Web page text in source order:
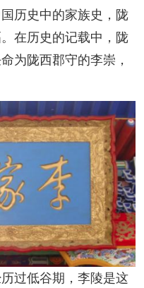
历史中的家族史，陇
在历史的记载中，陇
为陇西郡守的李崇，
过低谷期，李陵是这